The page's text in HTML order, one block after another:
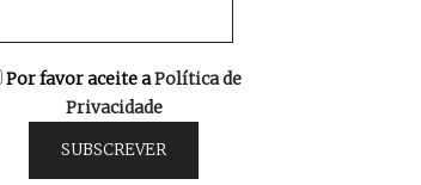
Por favor aceite aPolítica de
Privacidade